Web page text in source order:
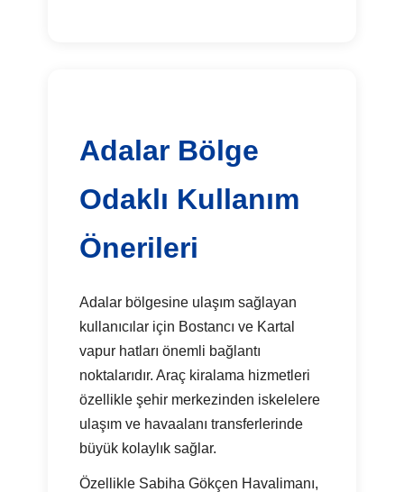
Adalar Bölge
Odaklı Kullanım
Önerileri
Adalar bölgesine ulaşım sağlayan
kullanıcılar için Bostancı ve Kartal
vapur hatları önemli bağlantı
noktalarıdır. Araç kiralama hizmetleri
özellikle şehir merkezinden iskelelere
ulaşım ve havaalanı transferlerinde
büyük kolaylık sağlar.
Özellikle Sabiha Gökçen Havalimanı,